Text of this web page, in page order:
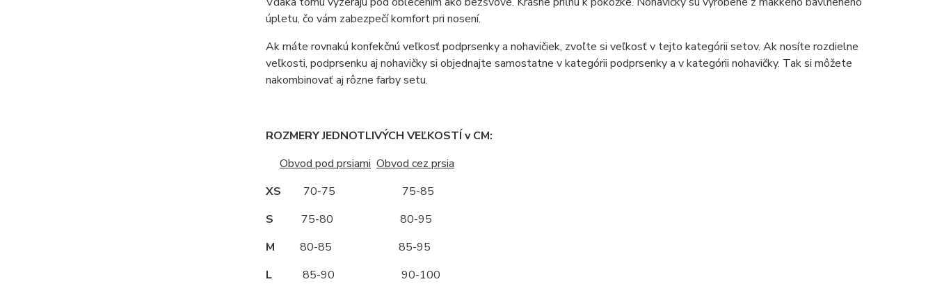
úpletu, čo vám zabezpečí komfort pri nosení.
Ak máte rovnakú konfekčnú veľkosť podprsenky a nohavičiek, zvoľte si veľkosť v tejto kategórii setov. Ak nosíte rozdielne
veľkosti, podprsenku aj nohavičky si objednajte samostatne v kategórii podprsenky a v kategórii nohavičky. Tak si môžete
nakombinovať aj rôzne farby setu.
ROZMERY JEDNOTLIVÝCH VEĽKOSTÍ v CM:
Obvod pod prsiami Obvod cez prsia
XS 70-75 75-85
S 75-80 80-95
M 80-85 85-95
L85-90 90-100